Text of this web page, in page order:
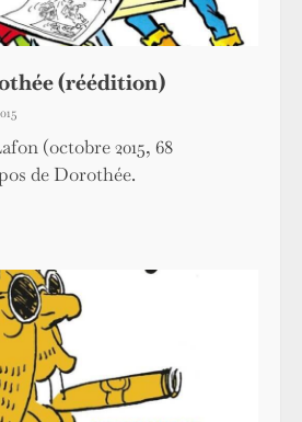
(réédition)
(octobre 2015, 68
de Dorothée.